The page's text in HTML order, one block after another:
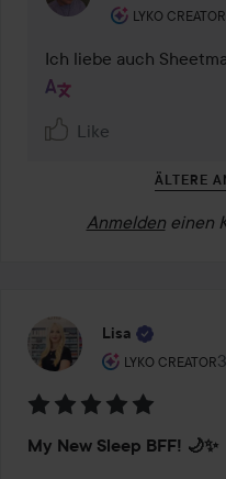
LYKO CREATOR
Rolle des
Ich liebe auch
Like
ÄLTERE
Anmelden einen
Lisa
LYKO CREATOR
Rolle des
5
My New Sleep BFF! 🌙✨